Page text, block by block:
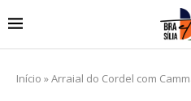
Início »Arraial do Cordel com